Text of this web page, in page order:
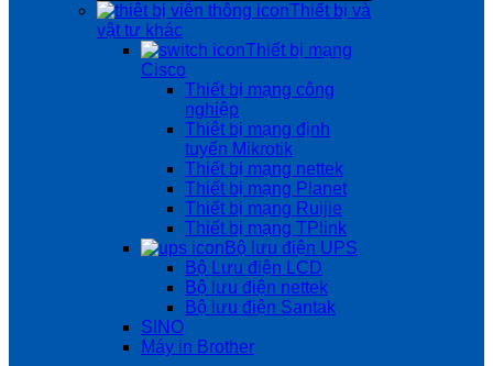
Thiết bị và
vật tư khác
Thiết bị mạng
Cisco
Thiết bị mạng công
nghiệp
Thiêt bị mạng định
tuyến Mikrotik
Thiết bị mạng nettek
Thiết bị mạng Planet
Thiết bị mạng Ruijie
Thiết bị mạng TPlink
Bộ lưu điện UPS
Bộ Lưu điện LCD
Bộ lưu điện nettek
Bộ lưu điện Santak
SINO
Máy in Brother